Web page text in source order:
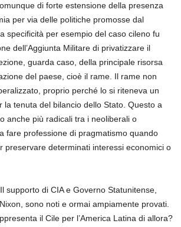
di forte estensione della presenza
per via delle politiche promosse dal
specificità per esempio del caso cileno fu
dell’Aggiunta Militare di privatizzare il
guarda caso, della principale risorsa
del paese, cioè il rame. Il rame non
proprio perché lo si riteneva un
la tenuta del bilancio dello Stato. Questo a
anche più radicali tra i neoliberali o
fare professione di pragmatismo quando
preservare determinati interessi economici o
supporto di CIA e Governo Statunitense,
sono noti e ormai ampiamente provati.
il Cile per l’America Latina di allora?